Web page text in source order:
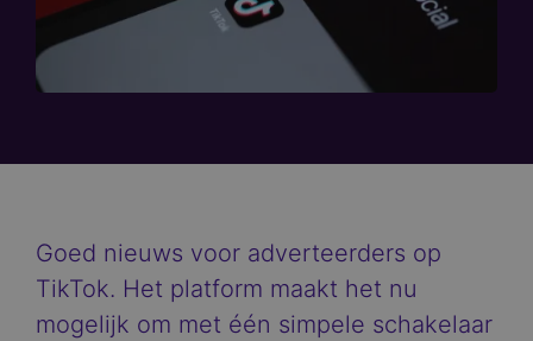
Goed nieuws voor adverteerders op
TikTok. Het platform maakt het nu
mogelijk om met één simpele schakelaar